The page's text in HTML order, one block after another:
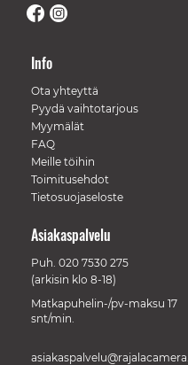
Info
Ota yhteyttä
Pyydä vaihtotarjous
Myymälät
FAQ
Meille töihin
Toimitusehdot
Tietosuojaseloste
Asiakaspalvelu
Puh. 020 7530 275
(arkisin klo 8-18)
Matkapuhelin-/pv-maksu 17
snt/min.